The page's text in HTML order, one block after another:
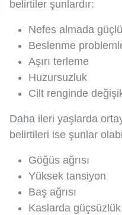
belirtiler şunlardır:
Nefes almada
Beslenme
Aşırı terleme
Huzursuzluk
Cilt renginde
Daha ileri yaşlarda
belirtileri ise şunlar
Göğüs ağrısı
Yüksek tansiyon
Baş ağrısı
Kaslarda güçsüzlük